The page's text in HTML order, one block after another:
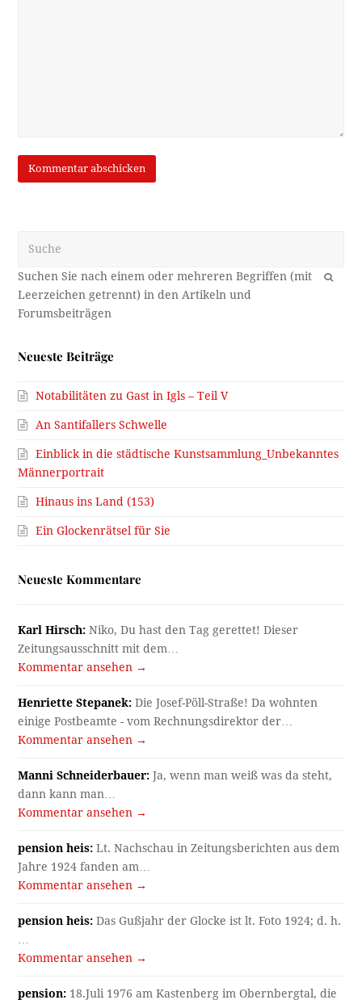
OK
Neueste Beiträge
Notabilitäten zu Gast in Igls – Teil V
An Santifallers Schwelle
Einblick in die städtische Kunstsammlung_Unbekanntes
Männerportrait
Hinaus ins Land (153)
Ein Glockenrätsel für Sie
Neueste Kommentare
Karl Hirsch: Niko, Du hast den Tag gerettet! Dieser
Zeitungsausschnitt mit dem…
Kommentar ansehen →
Henriette Stepanek: Die Josef-Pöll-Straße! Da wohnten
einige Postbeamte - vom Rechnungsdirektor der…
Kommentar ansehen →
Manni Schneiderbauer: Ja, wenn man weiß was da steht,
dann kann man…
Kommentar ansehen →
pension heis: Lt. Nachschau in Zeitungsberichten aus dem
Jahre 1924 fanden am…
Kommentar ansehen →
pension heis: Das Gußjahr der Glocke ist lt. Foto 1924; d. h.
Kommentar ansehen →
pension: 18.Juli 1976 am Kastenberg im Obernbergtal, die